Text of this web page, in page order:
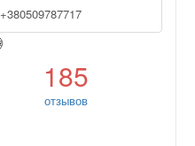
+380509787717
185
отзывов